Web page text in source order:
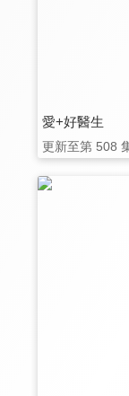
愛+好醫生
更新至第 508